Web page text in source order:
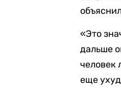
«Это
дальше
человек
еще